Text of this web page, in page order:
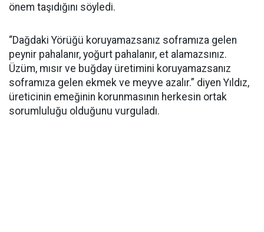
önem taşıdığını söyledi.
“Dağdaki Yörüğü koruyamazsanız soframıza gelen
peynir pahalanır, yoğurt pahalanır, et alamazsınız.
Üzüm, mısır ve buğday üretimini koruyamazsanız
soframıza gelen ekmek ve meyve azalır.” diyen Yıldız,
üreticinin emeğinin korunmasının herkesin ortak
sorumluluğu olduğunu vurguladı.